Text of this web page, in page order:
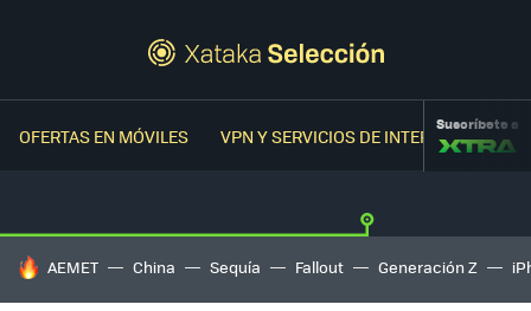
OFERTAS EN MÓVILES VPN Y SERVICIOS DE INTERNETSuscríbete a
HOY SE HABLA DE
AEMET China Sequía Fallout Generación Z